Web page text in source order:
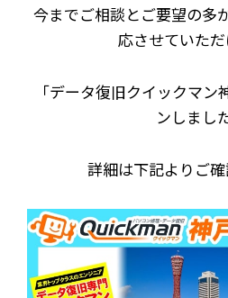
今までご相談とご要望の多
応させていた
「データ復旧クイックマ
ンしまし
詳細は下記よりご確